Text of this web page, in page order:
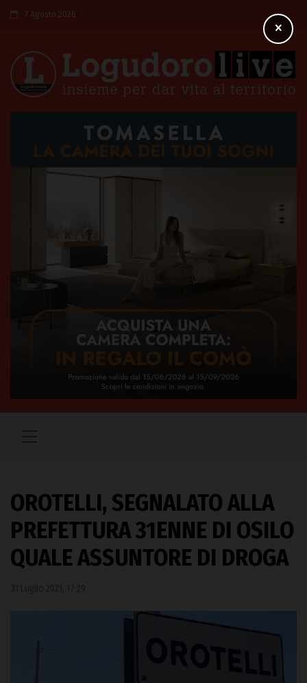
7 Agosto 2026
OROTELLI, SEGNALATO ALLA
PREFETTURA 31ENNE DI OSILO
QUALE ASSUNTORE DI DROGA
×